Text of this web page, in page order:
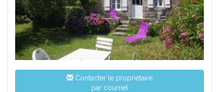
Contacter le propriétaire
par courriel